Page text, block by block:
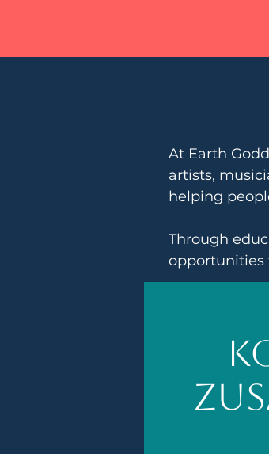
At Earth
artists,
helping
Through
opportunities